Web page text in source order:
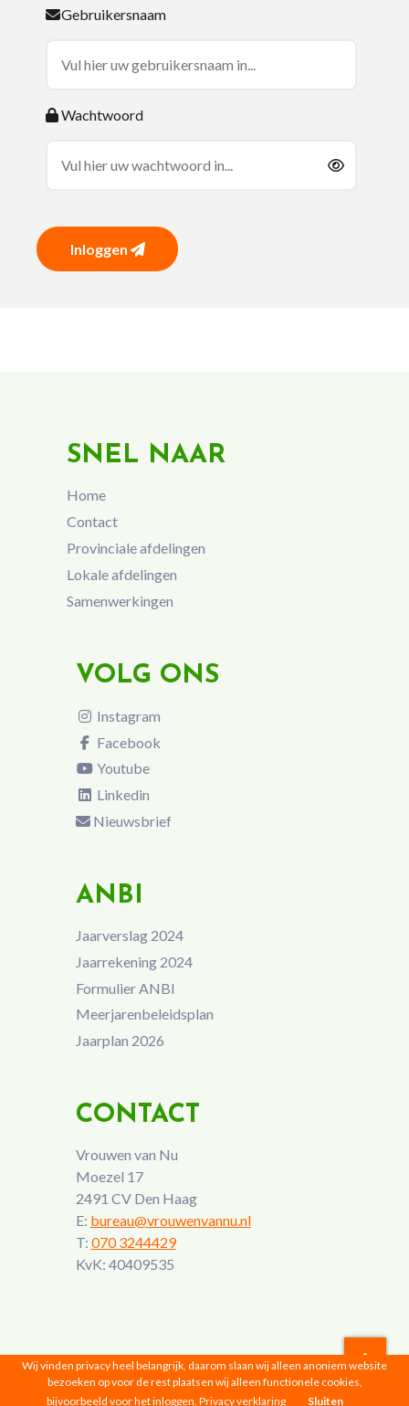
Gebruikersnaam
Wachtwoord
Inloggen
SNEL NAAR
Home
Contact
Provinciale afdelingen
Lokale afdelingen
Samenwerkingen
VOLG ONS
Instagram
Facebook
Youtube
Linkedin
Nieuwsbrief
ANBI
Jaarverslag 2024
Jaarrekening 2024
Formulier ANBI
Meerjarenbeleidsplan
Jaarplan 2026
CONTACT
Vrouwen van Nu
Moezel 17
2491 CV Den Haag
E: bureau@vrouwenvannu.nl
T: 070 3244429
KvK: 40409535
Vrouwen van Nu © 2026 |Privacyverklaring
Wij vinden privacy heel belangrijk, daarom slaan wij alleen anoniem website
bezoeken op voor de rest plaatsen wij alleen functionele cookies,
bijvoorbeeld voor het inloggen. Privacy verklaring Sluiten